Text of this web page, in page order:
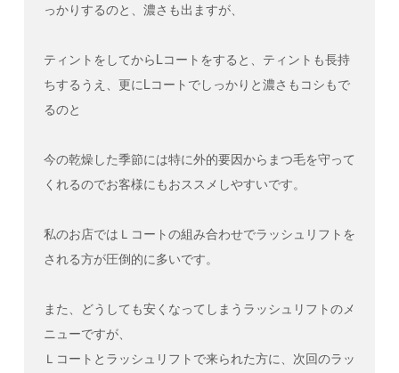
払いください。銀行振込を選択された方は、お
担となります。
営業日の13時までに決済が完了された場合、当
お支払い後のお客様の都合による解約に
ついて
される場合、LコートスタートBOXの代金から
事務手数料として11,000円（税込）を差し引い
てご指定の口座へご返金いたします。その際の
動画のU R Lをメールでご案内後は、講習費の
ご返金は致しておりません。
4. オンライン講習について
っかりするのと、濃さも出ますが、
ティントをしてからLコートをすると、ティントも長持
ちするうえ、更にLコートでしっかりと濃さもコシもで
るのと
今の乾燥した季節には特に外的要因からまつ毛を守って
くれるのでお客様にもおススメしやすいです。
私のお店ではＬコートの組み合わせでラッシュリフトを
される方が圧倒的に多いです。
また、どうしても安くなってしまうラッシュリフトのメ
ニューですが、
Ｌコートとラッシュリフトで来られた方に、次回のラッ